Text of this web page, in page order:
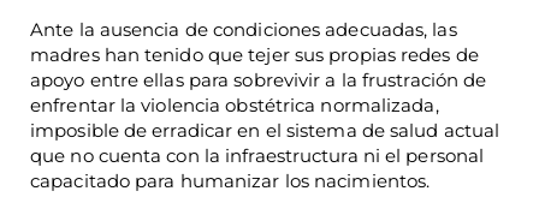
Ante la ausencia de condiciones adecuadas, las
madres han tenido que tejer sus propias redes de
apoyo entre ellas para sobrevivir a la frustración de
enfrentar la violencia obstétrica normalizada,
imposible de erradicar en el sistema de salud actual
que no cuenta con la infraestructura ni el personal
capacitado para humanizar los nacimientos.